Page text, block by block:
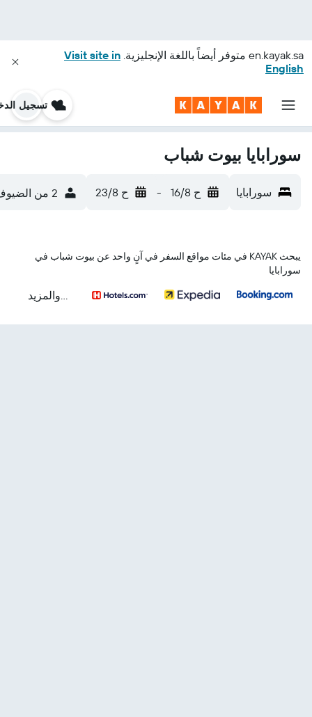
en.kayak.sa متوفر أيضاً باللغة الإنجليزية. Visit site in
English
تسجيل
سورابايا بيوت شباب
سورابايا ح 16/8 - ح 23/8 2 من الضيوف، غرفة واحدة
يبحث KAYAK في مئات مواقع السفر في آنٍ واحد عن بيوت شباب في
سورابايا
...والمزيد